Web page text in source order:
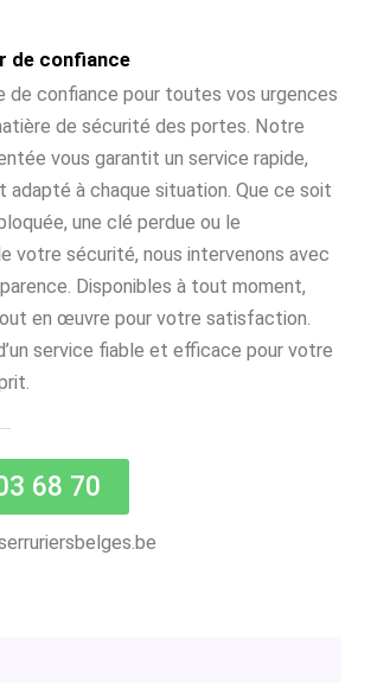
de confiance
de confiance pour toutes vos urgences
de sécurité des portes. Notre
vous garantit un service rapide,
adapté à chaque situation. Que ce soit
une clé perdue ou le
votre sécurité, nous intervenons avec
Disponibles à tout moment,
en œuvre pour votre satisfaction.
service fiable et efficace pour votre
68 70